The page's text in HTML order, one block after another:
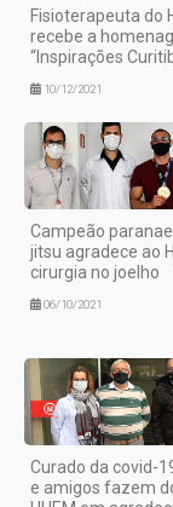
Fisioterapeuta do
recebe a
“Inspirações
10/12/2021
Campeão
jitsu agradece ao
cirurgia no joelho
06/10/2021
Curado da covid-
e amigos fazem